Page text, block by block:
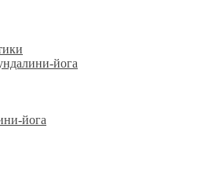
йога
йога